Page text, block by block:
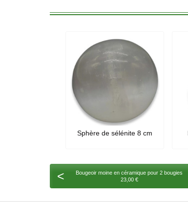
Sphère de sélénite 8 cm
<
Bougeoir moine en céramique pour 2 bougies
23,00 €